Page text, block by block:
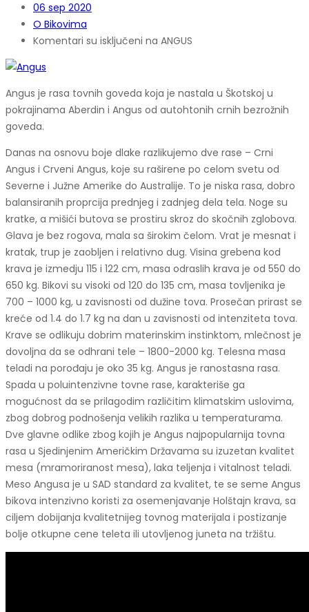
06 sep 2020
O Bikovima
Komentari su isključeni na ANGUS
Angus je rasa tovnih goveda koja je nastala u Škotskoj u
pokrajinama Aberdin i Angus od autohtonih crnih bezrožnih
goveda.
Danas na osnovu boje dlake razlikujemo dve rase – Crni
Angus i Crveni Angus, koje su raširene po celom svetu od
Severne i Južne Amerike do Australije. To je niska rasa, dobro
balansiranih proprcija prednjeg i zadnjeg dela tela. Noge su
kratke, a mišići butova se prostiru skroz do skočnih zglobova.
Glava je bez rogova, mala sa širokim čelom. Vrat je mesnat i
kratak, trup je zaobljen i relativno dug. Visina grebena kod
krava je izmedju 115 i 122 cm, masa odraslih krava je od 550 do
650 kg. Bikovi su visoki od 120 do 135 cm, masa tovljenika je
700 – 1000 kg, u zavisnosti od dužine tova. Prosečan prirast se
kreće od 1.4 do 1.7 kg na dan u zavisnosti od intenziteta tova.
Krave se odlikuju dobrim materinskim instinktom, mlečnost je
dovoljna da se odhrani tele – 1800-2000 kg. Telesna masa
teladi na porođaju je oko 35 kg. Angus je ranostasna rasa.
Spada u poluintenzivne tovne rase, karakteriše ga
mogućnost da se prilagodim različitim klimatskim uslovima,
zbog dobrog podnošenja velikih razlika u temperaturama.
Dve glavne odlike zbog kojih je Angus najpopularnija tovna
rasa u Sjedinjenim Američkim Državama su izuzetan kvalitet
mesa (mramoriranost mesa), laka teljenja i vitalnost teladi.
Meso Angusa je u SAD standard za kvalitet, te se seme Angus
bikova intenzivno koristi za osemenjavanje Holštajn krava, sa
ciljem dobijanja kvalitetnijeg tovnog materijala i postizanje
bolje otkupne cene teleta ili utovljenog juneta na tržištu.